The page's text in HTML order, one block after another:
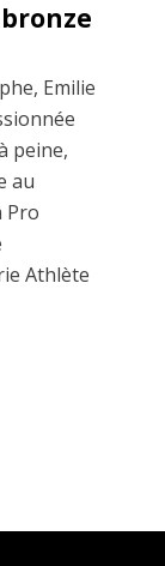
Emilie
peine,
au
Pro
Athlète